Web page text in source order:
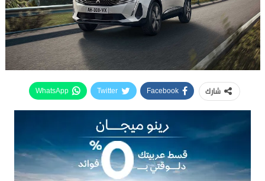
شارك Facebook
Twitter
WhatsApp